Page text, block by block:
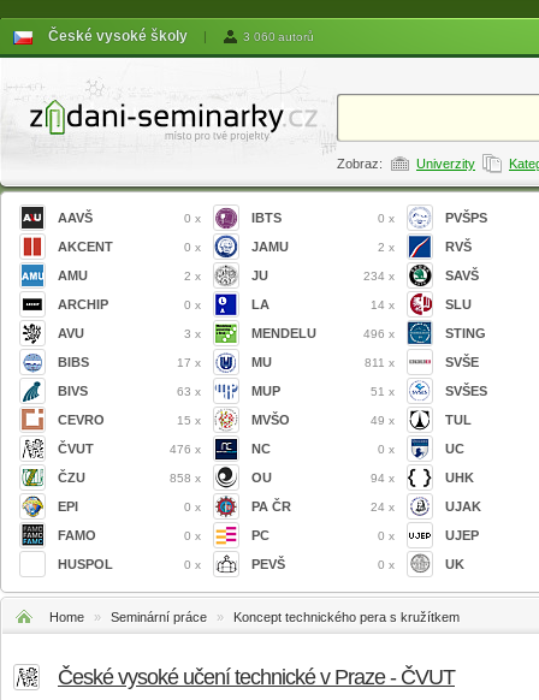
České vysoké školy | 3 060 autorů
Zobraz: Univerzity
AAVŠ 0 x
AKCENT 0 x
AMU 2 x
ARCHIP 0 x
AVU 3 x
BIBS 17 x
BIVS 63 x
CEVRO 15 x
ČVUT 476 x
ČZU 858 x
EPI 0 x
FAMO 0 x
HUSPOL 0 x
IBTS 0 x
JAMU 2 x
JU 234 x
LA 14 x
MENDELU 496 x
MU 811 x
MUP 51 x
MVŠO 49 x
NC 0 x
OU 94 x
PA ČR 24 x
PC 0 x
PEVŠ 0 x
PVŠPS
RVŠ
SAVŠ
SLU
STING
SVŠE
SVŠES
TUL
UC
UHK
UJAK
UJEP
UK
Home » Seminární práce » Koncept technického pera s kružítkem
České vysoké učení technické v Praze - ČVUT